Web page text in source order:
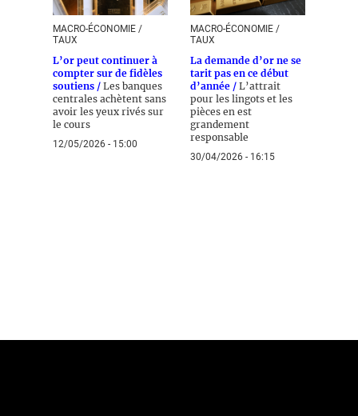
MACRO-ÉCONOMIE /
TAUX
L’or peut continuer à
compter sur de fidèles
soutiens / Les banques
centrales achètent sans
avoir les yeux rivés sur
le cours
12/05/2026 - 15:00
MACRO-ÉCONOMIE /
TAUX
La demande d’or ne se
tarit pas en ce début
d’année / L’attrait
pour les lingots et les
pièces en est
grandement
responsable
30/04/2026 - 16:15